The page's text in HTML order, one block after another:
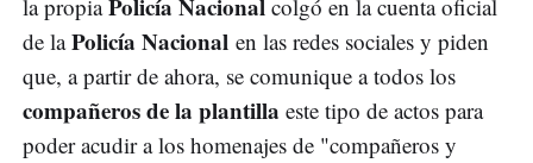
la propiaPolicía Nacional colgó en la cuenta oficial
de laPolicía Nacional en las redes sociales y piden
que, a partir de ahora, se comunique a todos los
compañeros de la plantilla este tipo de actos para
poder acudir a los homenajes de "compañeros y